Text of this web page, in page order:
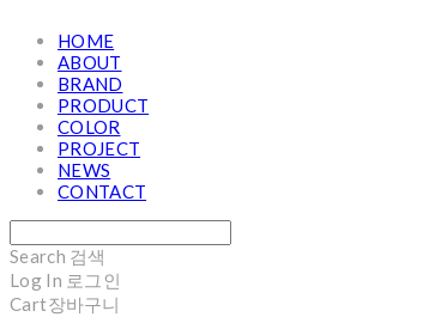
HOME
ABOUT
BRAND
PRODUCT
COLOR
PROJECT
NEWS
CONTACT
Search 검색
Log In 로그인
Cart장바구니